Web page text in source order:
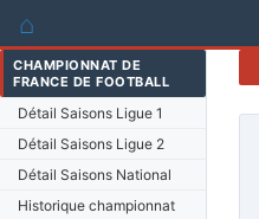
⌂
CHAMPIONNAT DE
FRANCE DE FOOTBALL
Détail Saisons Ligue 1
Détail Saisons Ligue 2
Détail Saisons National
Historique championnat